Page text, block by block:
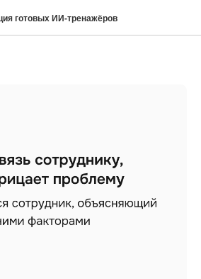
готовых ИИ-тренажёров